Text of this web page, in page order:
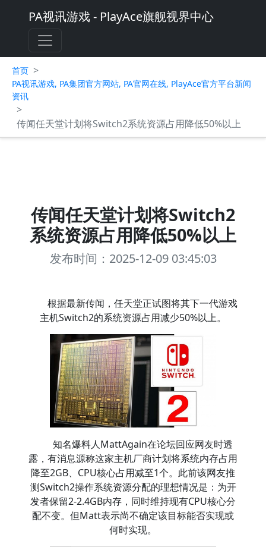
PA视讯游戏 - PlayAce旗舰视界中心
首页 >
PA视讯游戏, PA集团官方网站, PA官网在线, PlayAce官方平台新闻
资讯
>
传闻任天堂计划将Switch2系统资源占用降低50%以上
传闻任天堂计划将Switch2
系统资源占用降低50%以上
发布时间：2025-12-09 03:45:03
根据最新传闻，任天堂正试图将其下一代游戏
主机Switch2的系统资源占用减少50%以上。
知名爆料人MattAgain在论坛回应网友时透
露，有消息源称这家主机厂商计划将系统内存占用
降至2GB、CPU核心占用减至1个。此前该网友推
测Switch2操作系统资源分配的理想情况是：为开
发者保留2-2.4GB内存，同时维持现有CPU核心分
配不变。但Matt表示尚不确定该目标能否实现或
何时实现。